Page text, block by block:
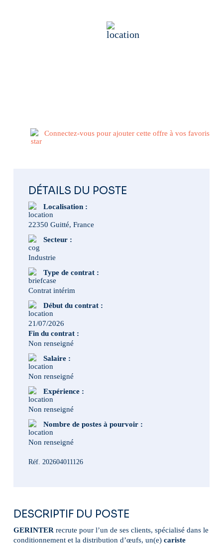
Connectez-vous pour ajouter cette offre à vos favoris
DÉTAILS DU POSTE
Localisation :
22350 Guitté, France
Secteur :
Industrie
Type de contrat :
Contrat intérim
Début du contrat :
21/07/2026
Fin du contrat :
Non renseigné
Salaire :
Non renseigné
Expérience :
Non renseigné
Nombre de postes à pourvoir :
Non renseigné
Réf. 202604011126
DESCRIPTIF DU POSTE
GERINTER recrute pour l’un de ses clients, spécialisé dans le
conditionnement et la distribution d’œufs, un(e) cariste